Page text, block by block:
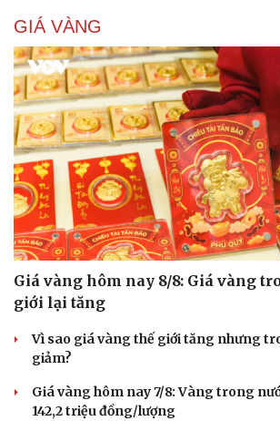
GIÁ VÀNG
Giá vàng hôm nay 8/8: Giá vàng
giới lại tăng
Vì sao giá vàng thế giới tăng nhưng
giảm?
Giá vàng hôm nay 7/8: Vàng trong
142,2 triệu đồng/lượng